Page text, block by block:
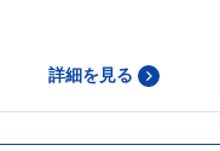
詳細を見る